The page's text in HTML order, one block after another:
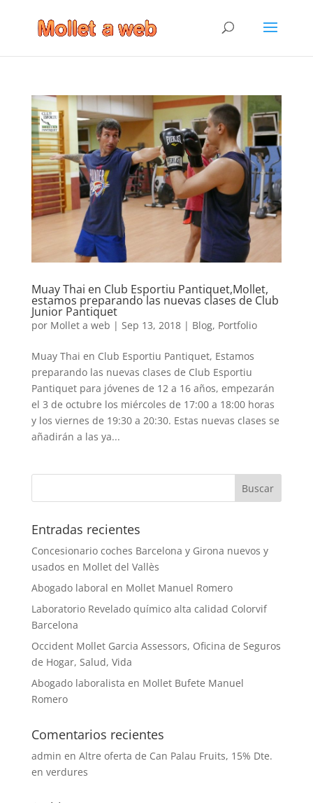
Muay Thai en Club Esportiu Pantiquet,Mollet,
estamos preparando las nuevas clases de Club
Junior Pantiquet
por Mollet a web | Sep 13, 2018| Blog, Portfolio
Muay Thai en Club Esportiu Pantiquet, Estamos
preparando las nuevas clases de Club Esportiu
Pantiquet para jóvenes de 12 a 16 años, empezarán
el 3 de octubre los miércoles de 17:00 a 18:00 horas
y los viernes de 19:30 a 20:30. Estas nuevas clases se
añadirán a las ya...
Entradas recientes
Concesionario coches Barcelona y Girona nuevos y
usados en Mollet del Vallès
Abogado laboral en Mollet Manuel Romero
Laboratorio Revelado químico alta calidad Colorvif
Barcelona
Occident Mollet Garcia Assessors, Oficina de Seguros
de Hogar, Salud, Vida
Abogado laboralista en Mollet Bufete Manuel
Romero
Comentarios recientes
admin en Altre oferta de Can Palau Fruits, 15% Dte.
en verdures